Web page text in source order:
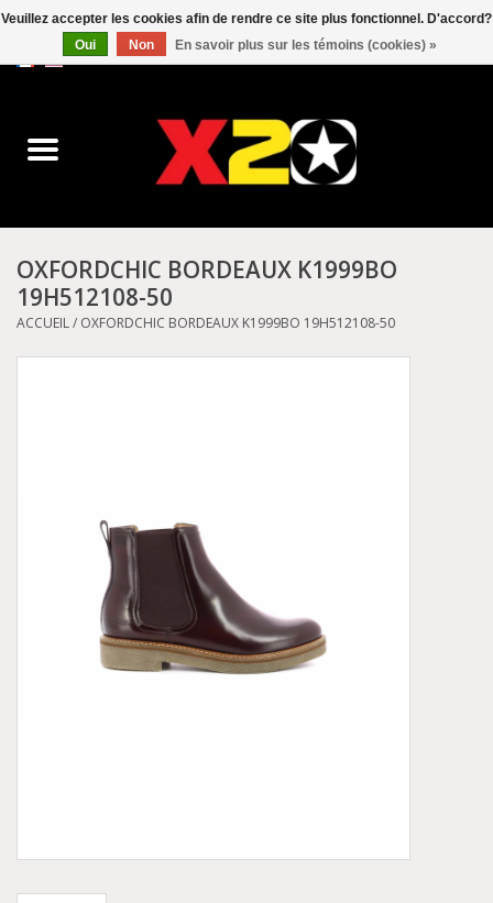
0 Articles - C$0.00
Converse
Kickers
Birkenstock
Autres marques
OXFORDCHIC BORDEAUX K1999BO
19H512108-50
ACCUEIL/ OXFORDCHIC BORDEAUX K1999BO 19H512108-50
Veuillez accepter les cookies afin de rendre ce site plus fonctionnel. D'accord?
Oui
Non En savoir plus sur les témoins (cookies) »